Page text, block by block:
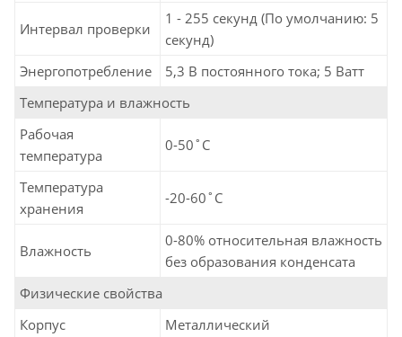
Интервал проверки
1 - 255 секунд (По умолчанию: 5
секунд)
Энергопотребление
5,3 В постоянного тока; 5 Ватт
Температура и влажность
Рабочая
температура
0-50˚C
Температура
хранения
-20-60˚C
Влажность
0-80% относительная влажность
без образования конденсата
Физические свойства
Корпус
Металлический